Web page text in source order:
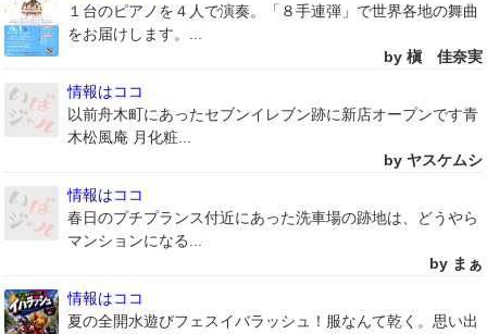
１台のピアノを４人で演奏。「８手連弾」で世界各地の舞曲
をお届けします。...
by 槇 佳奈実
情報はココ
以前舟木町にあったセブンイレブン跡に新店オープンです青
木松風庵 月化粧...
by ヤスケムシ
情報はココ
春日のプチプランス付近にあった洗車場の跡地は、どうやら
マンションになる...
by まぁ
情報はココ
夏の全開水遊びフェスイバラッシュ！服なんて乾く。思い出